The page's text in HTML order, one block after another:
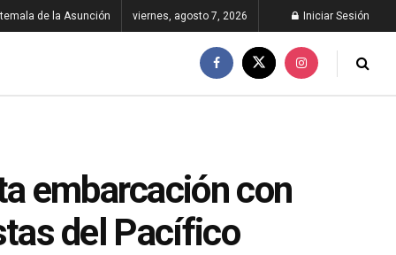
de la Asunción viernes, agosto 7, 2026 Iniciar Sesión
embarcación con
del Pacífico